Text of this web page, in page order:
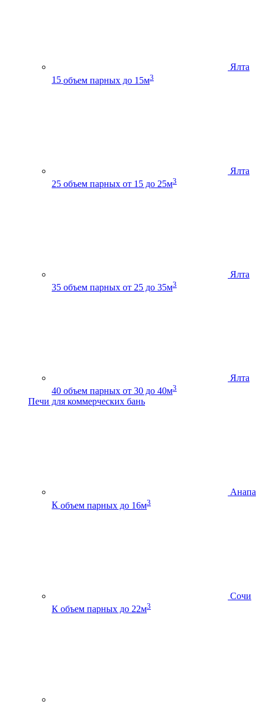
Ялта
15 объем парных до 15м3
Ялта
25 объем парных от 15 до 25м3
Ялта
35 объем парных от 25 до 35м3
Ялта
40 объем парных от 30 до 40м3
Печи для коммерческих бань
Анапа
К объем парных до 16м3
Сочи
К объем парных до 22м3